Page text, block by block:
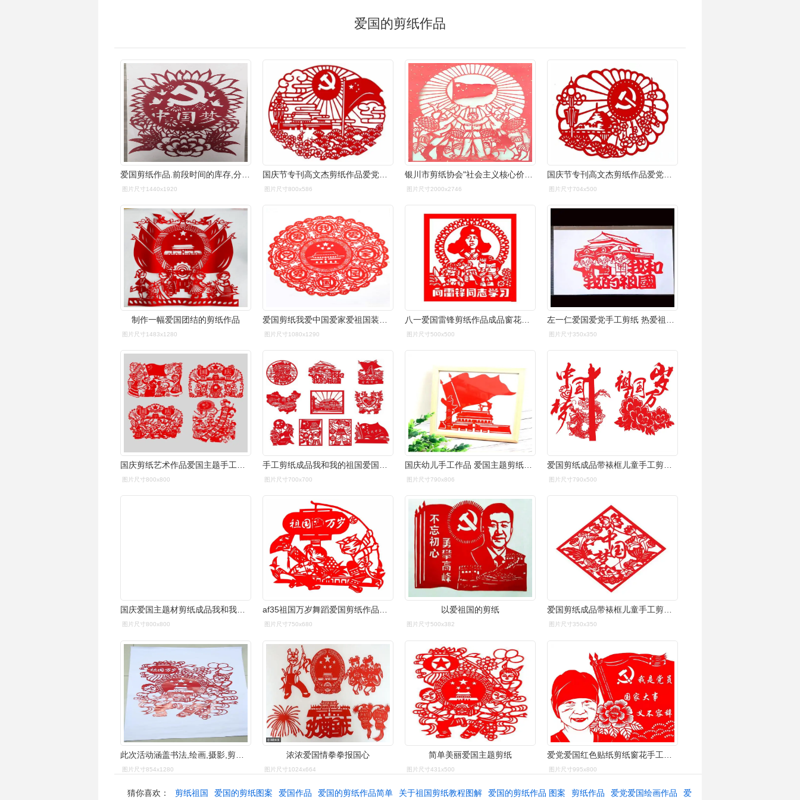
爱国的剪纸作品
爱国剪纸作品.前段时间的库存,分享一下～#剪纸 #爱中国 # - 抖音
图片尺寸1440x1920
国庆节专刊高文杰剪纸作品爱党爱国专辑滨州头条
图片尺寸800x586 图片尺寸2000x2746 图片尺寸704x500
制作一幅爱国团结的剪纸作品
图片尺寸1483x1280 图片尺寸1080x1290
八一爱国雷锋剪纸作品成品窗花剪刻纸儿童手工幼儿园红纸质镂空装饰画
图片尺寸500x500 图片尺寸350x350
图片尺寸800x800 图片尺寸700x700
国庆幼儿手工作品 爱国主题剪纸底稿图案幼儿园儿童diy国庆节中国风
图片尺寸790x806 图片尺寸790x500
国庆爱国主题材剪纸成品我和我的祖国手工作品中国梦窗花中国风 祖国
图片尺寸800x800
af35祖国万岁舞蹈爱国剪纸作品学校幼儿园装饰喜字
图片尺寸750x680
以爱祖国的剪纸
图片尺寸500x382
爱国剪纸成品带裱框儿童手工剪刻纸窗花diy成品庆祝作品学校歌颂 加一
图片尺寸350x350
此次活动涵盖书法,绘画,摄影,剪纸,征文五大项,该矿广大文艺爱好者
图片尺寸854x1280
浓浓爱国情拳拳报国心
图片尺寸1024x664
简单美丽爱国主题剪纸
图片尺寸431x500
爱党爱国红色贴纸剪纸窗花手工学校社区单位喜字
图片尺寸995x800
猜你喜欢： 剪纸祖国 爱国的剪纸图案 爱国作品 爱国的剪纸作品简单 关于祖国剪纸教程图解 爱国的剪纸作品 图案 剪纸作品 爱党爱国绘画作品 爱